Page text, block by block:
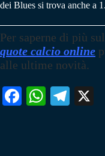
dei Blues si trova anche a
Per saperne di più
quote calcio online
alle ultime novità.
Fa W
Te